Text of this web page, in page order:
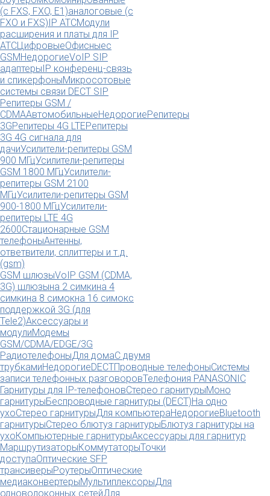
(c FXS, FXO, E1)аналоговые (с
FXO и FXS)IP АТСМодули
расширения и платы для IP
АТСЦифровыеОфисныес
GSMНедорогиеVoIP SIP
адаптерыIP конференц-связь
и спикерфоныМикросотовые
системы связи DECT SIP
Репитеры GSM /
CDMAАвтомобильныеНедорогиеРепитеры
3GРепитеры 4G LTEРепитеры
3G 4G сигнала для
дачиУсилители-репитеры GSM
900 МГцУсилители-репитеры
GSM 1800 МГцУсилители-
репитеры GSM 2100
МГцУсилители-репитеры GSM
900-1800 МГцУсилители-
репитеры LTE 4G
2600Стационарные GSM
телефоныАнтенны,
ответвители, сплиттеры и т.д.
(gsm)
GSM шлюзыVoIP GSM (CDMA,
3G) шлюзына 2 симкина 4
симкина 8 симокна 16 симокс
поддержкой 3G (для
Tele2)Аксессуары и
модулиМодемы
GSM/CDMA/EDGE/3G
РадиотелефоныДля домаС двумя
трубкамиНедорогиеDECTПроводные телефоныСистемы
записи телефонных разговоровТелефония PANASONIC
Гарнитуры для IP-телефоновСтерео гарнитурыМоно
гарнитурыБеспроводные гарнитуры (DECT)На одно
ухоСтерео гарнитурыДля компьютераНедорогиеBluetooth
гарнитурыСтерео блютуз гарнитурыБлютуз гарнитуры на
ухоКомпьютерные гарнитурыАксессуары для гарнитур
МаршрутизаторыКоммутаторыТочки
доступаОптические SFP
трансиверыРоутерыОптические
медиаконвертерыМультиплексорыДля
одноволоконных сетейДля